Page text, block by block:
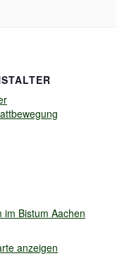
Bistum Aachen
anzeigen